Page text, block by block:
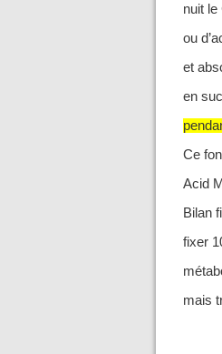
nuit
ou
et
en
Ce
Acid
Bilan
fixer
mais